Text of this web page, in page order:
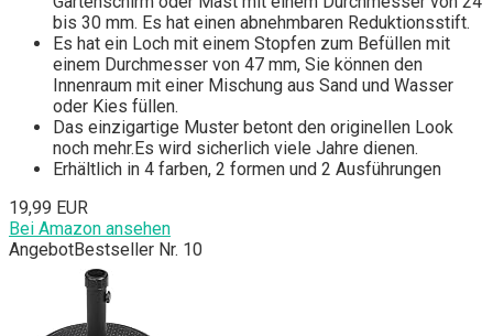
bis 30 mm. Es hat einen abnehmbaren Reduktionsstift.
Es hat ein Loch mit einem Stopfen zum Befüllen mit
einem Durchmesser von 47 mm, Sie können den
Innenraum mit einer Mischung aus Sand und Wasser
oder Kies füllen.
Das einzigartige Muster betont den originellen Look
noch mehr.Es wird sicherlich viele Jahre dienen.
Erhältlich in 4 farben, 2 formen und 2 Ausführungen
19,99 EUR
Bei Amazon ansehen
AngebotBestseller Nr. 10